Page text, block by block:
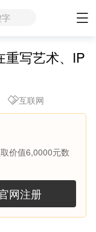
重写艺术、IP
互联网
价值6,0000元数
网注册